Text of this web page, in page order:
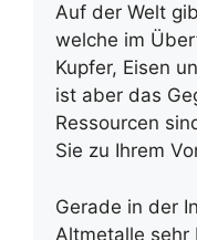
Auf der Welt
welche im
Kupfer, Eisen
ist aber das
Ressourcen
Sie zu Ihrem
Gerade in der
Altmetalle